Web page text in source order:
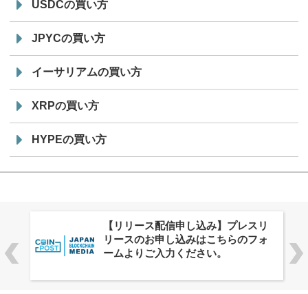
USDCの買い方
JPYCの買い方
イーサリアムの買い方
XRPの買い方
HYPEの買い方
株式会社PlnX、アジア最大級のグロ
ーバルWeb3カンファレンス
「WebX2026」とのコラボレーショ